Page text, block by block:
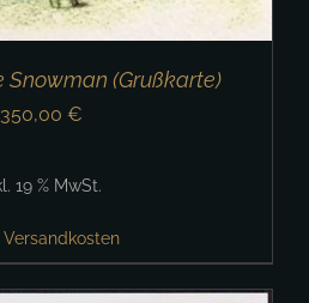
Snowman (Grußkarte)
350,00 €
19 % MwSt.
Versandkosten